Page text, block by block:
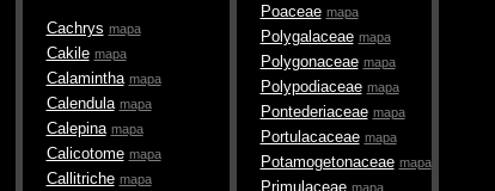
Cachrys mapa
Cakile mapa
Calamintha mapa
Calendula mapa
Calepina mapa
Calicotome mapa
Callitriche mapa
Poaceae mapa
Polygalaceae mapa
Polygonaceae mapa
Polypodiaceae mapa
Pontederiaceae mapa
Portulacaceae mapa
Potamogetonaceae mapa
Primulaceae mapa